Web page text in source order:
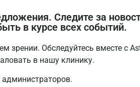
Следите за
в курсе всех событий.
Обследуйтесь вместе с
в нашу клинику.
администраторов.